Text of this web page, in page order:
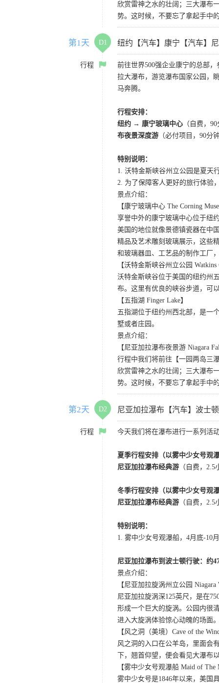
欣赏雷神之水的壮阔；三大瀑布
势。这时候，不要忘了拿起手中
第1天 D1 纽约【汽车】康宁【汽车】
行程
前往世界500强企业康宁的总部
拉大瀑布，游览瀑布国家公园，
马奔腾。
行程安排：
纽约 → 康宁玻璃中心 （自费，
布夜景深度游 （必付项目，90分
特别说明：
1. 沃特金斯峡谷州立公园是夏天
2. 为了保障客人更好的旅行体验
景点介绍：
【康宁玻璃中心 The Corning
享誉中外的康宁玻璃中心位于纽
美国的地位就像景德镇瓷器在中
精品及艺术雕刻玻璃展示，这些
和玻璃器皿、工艺品的制作工厂
【沃特金斯峡谷州立公园 Watkins
沃特金斯峡谷位于美国的纽约州
布。这里有优良的峡谷步道，可
【五指湖 Finger Lake】
五指湖位于纽约州西北部，是一
墅或者庄园。
景点介绍：
【尼亚加拉瀑布夜景游 Niagara
行程中我们将前往【一园两岛三
欣赏雷神之水的壮阔；三大瀑布
势。这时候，不要忘了拿起手中
第2天 D2 尼亚加拉瀑布【汽车】波士顿
行程 今天我们将在瀑布进行一系列活
夏季行程安排（以雾中少女号观
尼亚加拉瀑布经典游 （自费，
冬季行程安排（以雾中少女号观
尼亚加拉瀑布经典游 （自费，
特别说明：
1. 雾中少女号观瀑船，4月底-10
尼亚加拉瀑布到波士顿行驶：约
景点介绍：
【尼亚加拉旋涡州立公园
尼亚加拉旋涡深125英尺，是在
形成一个巨大的旋涡。公园内很
进入大旋涡体验惊心动魄的场面
【风之洞（美境）Cave of the
风之洞的入口在公羊岛，里面会
下，翘首仰望，便会看见大瀑布
【雾中少女号观瀑船 Maid of The
雾中少女号是1846年以来，美国